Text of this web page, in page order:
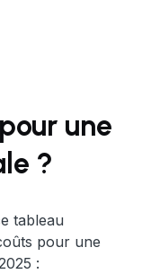
une
?
tableau
pour une
: